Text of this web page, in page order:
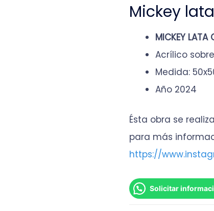
Mickey
MICKEY LATA
Acrílico
Medida:
Año 2024
Ésta obra se
para más
https://
Solicitar